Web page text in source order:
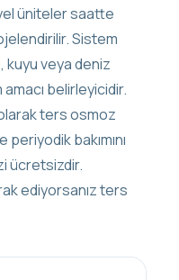
üniteler saatte
Sistem
veya deniz
belirleyicidir.
ters osmoz
bakımını
ücretsizdir.
ediyorsanızters